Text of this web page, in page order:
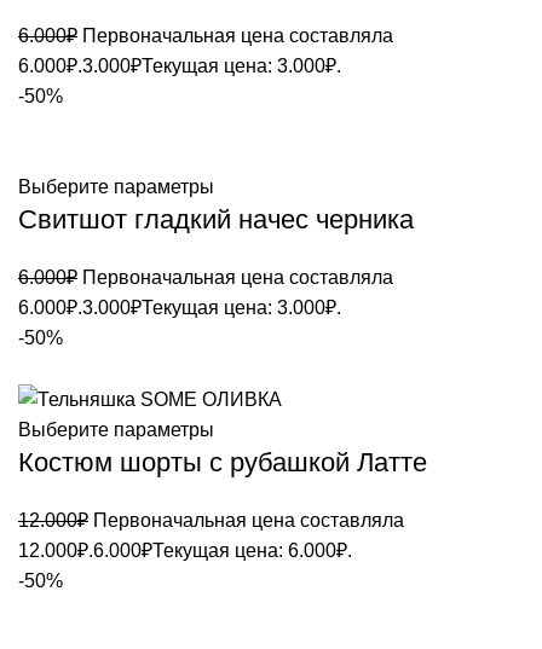
6.000₽ Первоначальная цена составляла
6.000₽.3.000₽Текущая цена: 3.000₽.
-50%
Выберите параметры
Свитшот гладкий начес черника
6.000₽ Первоначальная цена составляла
6.000₽.3.000₽Текущая цена: 3.000₽.
-50%
Выберите параметры
Костюм шорты с рубашкой Латте
12.000₽ Первоначальная цена составляла
12.000₽.6.000₽Текущая цена: 6.000₽.
-50%